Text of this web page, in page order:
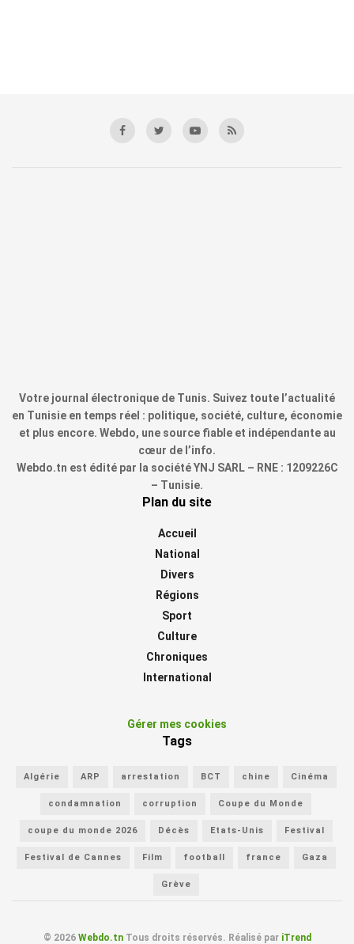
Votre journal électronique de Tunis. Suivez toute l’actualité
en Tunisie en temps réel : politique, société, culture, économie
et plus encore. Webdo, une source fiable et indépendante au
cœur de l’info.
Webdo.tn est édité par la société YNJ SARL – RNE : 1209226C
– Tunisie.
Plan du site
Accueil
National
Divers
Régions
Sport
Culture
Chroniques
International
Gérer mes cookies
Tags
Algérie ARP arrestation BCT chine Cinéma
condamnation corruption Coupe du Monde
coupe du monde 2026 Décès Etats-Unis Festival
Festival de Cannes Film football france Gaza
Grève
© 2026 Webdo.tnTous droits réservés. Réalisé par iTrend